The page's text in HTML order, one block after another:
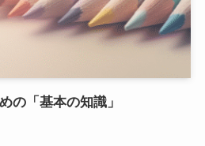
の「基本の知識」